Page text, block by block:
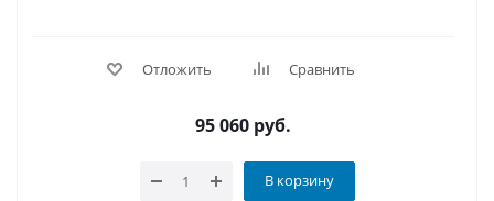
Отложить Сравнить
95 060 руб.
В корзину